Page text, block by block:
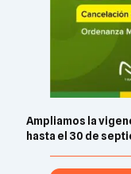
Ampliamos la
hasta el 30 de